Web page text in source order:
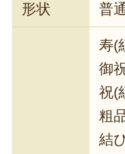
形状 普
寿(
御
祝(
粗
結